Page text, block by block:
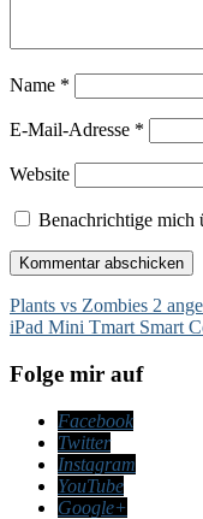
Name *
E-Mail-Adresse *
Website
Benachrichtige mich
Plants vs Zombies 2
iPad Mini Tmart Smart
Folge mir auf
Facebook
Twitter
Instagram
YouTube
Google+